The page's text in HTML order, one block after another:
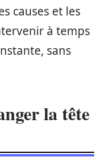
causes et les
à temps
sans
la tête